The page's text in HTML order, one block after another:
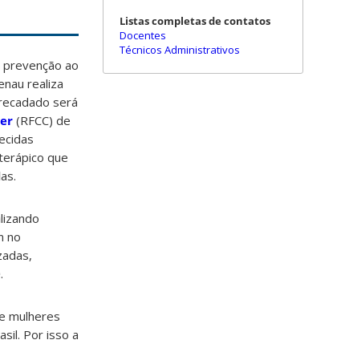
ao
realiza
será
(RFCC) de
que
no
mulheres
Por isso a
Listas completas de contatos
Docentes
Técnicos Administrativos